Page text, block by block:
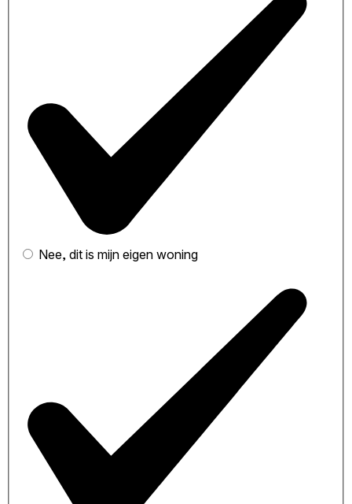
Nee, dit is mijn eigen woning